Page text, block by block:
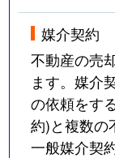
媒介契約
不動産の売
ます。媒介
の依頼をす
約)と複数の
一般媒介契